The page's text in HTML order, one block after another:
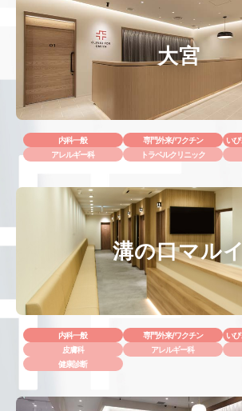
大宮
内科一般 専門外来/ワクチン
い
アレルギー科
トラベルクリニック
溝の口マルイ
内科一般 専門外来/ワクチン
い
皮膚科
アレルギー科
健康診断